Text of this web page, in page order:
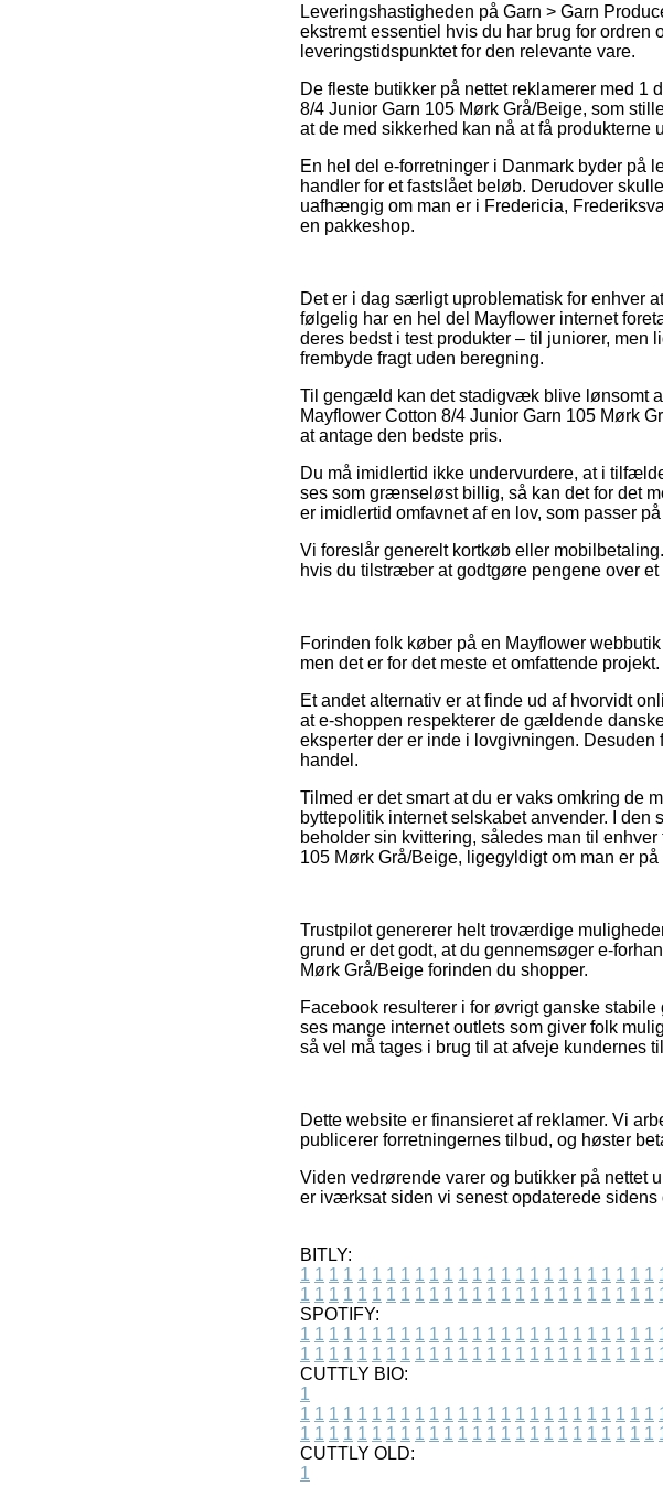
Leveringshastigheden på Garn > Garn
ekstremt essentiel hvis du har brug for ordren
leveringstidspunktet for den relevante vare.
De fleste butikker på nettet reklamerer med
8/4 Junior Garn 105 Mørk Grå/Beige, som
at de med sikkerhed kan nå at få produkterne
En hel del e-forretninger i Danmark byder på
handler for et fastslået beløb. Derudover
uafhængig om man er i Fredericia,
en pakkeshop.
Det er i dag særligt uproblematisk for enhver
følgelig har en hel del Mayflower internet
deres bedst i test produkter – til juniorer,
frembyde fragt uden beregning.
Til gengæld kan det stadigvæk blive lønsomt
Mayflower Cotton 8/4 Junior Garn 105 Mørk
at antage den bedste pris.
Du må imidlertid ikke undervurdere, at i
ses som grænseløst billig, så kan det for det
er imidlertid omfavnet af en lov, som passer
Vi foreslår generelt kortkøb eller
hvis du tilstræber at godtgøre pengene over
Forinden folk køber på en Mayflower
men det er for det meste et omfattende projekt.
Et andet alternativ er at finde ud af hvorvidt
at e-shoppen respekterer de gældende
eksperter der er inde i lovgivningen.
handel.
Tilmed er det smart at du er vaks omkring de
byttepolitik internet selskabet anvender. I
beholder sin kvittering, således man til
105 Mørk Grå/Beige, ligegyldigt om man er
Trustpilot genererer helt troværdige
grund er det godt, at du gennemsøger e-
Mørk Grå/Beige forinden du shopper.
Facebook resulterer i for øvrigt ganske
ses mange internet outlets som giver folk
så vel må tages i brug til at afveje kundernes
Dette website er finansieret af reklamer. Vi
publicerer forretningernes tilbud, og høster
Viden vedrørende varer og butikker på nettet
er iværksat siden vi senest opdaterede sidens
BITLY:
1 1 1 1 1 1 1 1 1 1 1 1 1 1 1 1 1 1 1 1 1 1 1 1 1
1 1 1 1 1 1 1 1 1 1 1 1 1 1 1 1 1 1 1 1 1 1 1 1 1
SPOTIFY:
1 1 1 1 1 1 1 1 1 1 1 1 1 1 1 1 1 1 1 1 1 1 1 1 1
1 1 1 1 1 1 1 1 1 1 1 1 1 1 1 1 1 1 1 1 1 1 1 1 1
CUTTLY BIO:
1
1 1 1 1 1 1 1 1 1 1 1 1 1 1 1 1 1 1 1 1 1 1 1 1 1
1 1 1 1 1 1 1 1 1 1 1 1 1 1 1 1 1 1 1 1 1 1 1 1 1
CUTTLY OLD:
1